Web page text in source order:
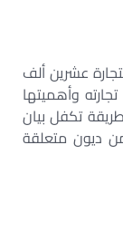
عشرين ألف
وأهميتها
تكفل بيان
ديون متعلقة